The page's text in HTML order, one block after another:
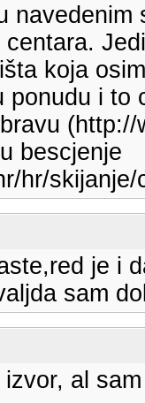
koja
ponudu i to
bescjenje
hr/
je i
sam
al